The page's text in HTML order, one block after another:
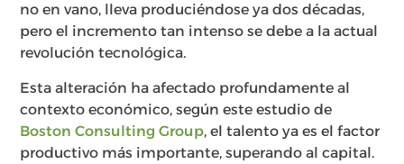
no en vano, lleva produciéndose ya dos décadas,
pero el incremento tan intenso se debe a la actual
revolución tecnológica.
Esta alteración ha afectado profundamente al
contexto económico, según este estudio de
Boston Consulting Group,el talento ya es el factor
productivo más importante, superando al capital.